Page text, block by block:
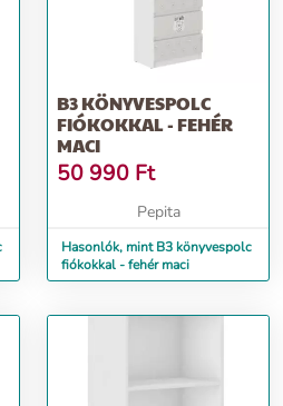
B3 KÖNYVESPOLC
FIÓKOKKAL - FEHÉR
MACI
50 990 Ft
Pepita
Hasonlók, mint B3 könyvespolc
fiókokkal - fehér maci